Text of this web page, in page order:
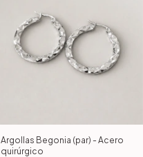
Argollas Begonia (par) - Acero
quirúrgico